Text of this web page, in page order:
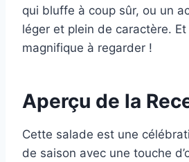
qui bluffe à coup sûr, ou un
léger et plein de caractère.
magnifique à regarder !
Aperçu de la
Cette salade est une
de saison avec une touche